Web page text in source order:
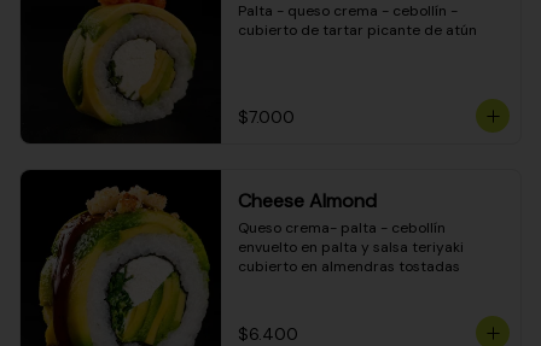
Palta - queso crema - cebollín -
cubierto de tartar picante de atún
$7.000
Cheese Almond
Queso crema- palta - cebollín
envuelto en palta y salsa teriyaki
cubierto en almendras tostadas
$6.400